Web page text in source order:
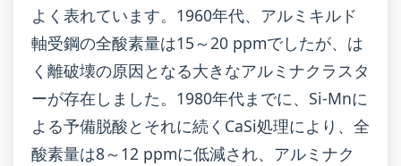
よく表れています。1960年代、アルミキルド
軸受鋼の全酸素量は15～20 ppmでしたが、は
く離破壊の原因となる大きなアルミナクラスタ
ーが存在しました。1980年代までに、Si-Mnに
よる予備脱酸とそれに続くCaSi処理により、全
酸素量は8～12 ppmに低減され、アルミナク